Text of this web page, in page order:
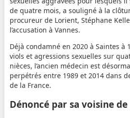
de quatre mois, a souligné à la
procureur de Lorient, Stéphane
l’accusation à Vannes.
Déjà condamné en 2020 à Saintes à
viols et agressions sexuelles sur
nièces, l’ancien médecin est
perpétrés entre 1989 et 2014 dans
de la France.
Dénoncé par sa voisine de